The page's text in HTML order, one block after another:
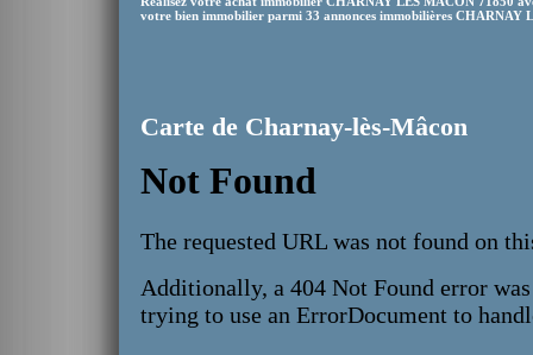
votre bien immobilier parmi 33 annonces immobilières CHARNAY
Carte de Charnay-lès-Mâcon